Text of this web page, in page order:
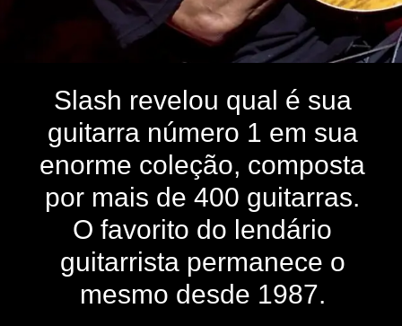
Slash revelou qual é sua
guitarra número 1 em sua
enorme coleção, composta
por mais de 400 guitarras.
O favorito do lendário
guitarrista permanece o
mesmo desde 1987.